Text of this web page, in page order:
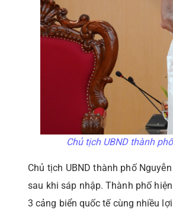
Chủ tịch UBND thành
Chủ tịch UBND thành phố
sau khi sáp nhập. Thành phố
3 cảng biển quốc tế cùng nhiều